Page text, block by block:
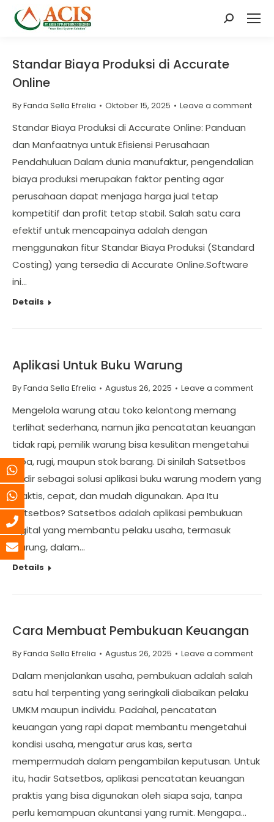
Search:
Standar Biaya Produksi di Accurate
Online
ByFanda Sella Efrelia Oktober 15, 2025 Leave a comment
Standar Biaya Produksi di Accurate Online: Panduan
dan Manfaatnya untuk Efisiensi Perusahaan
Pendahuluan Dalam dunia manufaktur, pengendalian
biaya produksi merupakan faktor penting agar
perusahaan dapat menjaga harga jual tetap
kompetitif dan profit tetap stabil. Salah satu cara
efektif untuk mencapainya adalah dengan
menggunakan fitur Standar Biaya Produksi (Standard
Costing) yang tersedia di Accurate Online.Software
ini…
Details
Aplikasi Untuk Buku Warung
ByFanda Sella Efrelia Agustus 26, 2025 Leave a comment
Mengelola warung atau toko kelontong memang
terlihat sederhana, namun jika pencatatan keuangan
tidak rapi, pemilik warung bisa kesulitan mengetahui
laba, rugi, maupun stok barang. Di sinilah Satsetbos
hadir sebagai solusi aplikasi buku warung modern yang
praktis, cepat, dan mudah digunakan. Apa Itu
Satsetbos? Satsetbos adalah aplikasi pembukuan
digital yang membantu pelaku usaha, termasuk
warung, dalam…
Details
Cara Membuat Pembukuan Keuangan
ByFanda Sella Efrelia Agustus 26, 2025 Leave a comment
Dalam menjalankan usaha, pembukuan adalah salah
satu hal terpenting yang seringkali diabaikan pelaku
UMKM maupun individu. Padahal, pencatatan
keuangan yang rapi dapat membantu mengetahui
kondisi usaha, mengatur arus kas, serta
mempermudah dalam pengambilan keputusan. Untuk
itu, hadir Satsetbos, aplikasi pencatatan keuangan
praktis yang bisa digunakan oleh siapa saja, tanpa
perlu kemampuan akuntansi yang rumit. Mengapa…